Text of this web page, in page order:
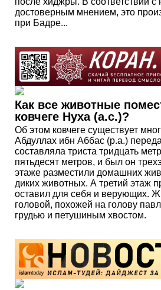
достоверным мнением, это
при Бадре...
Как все животные
ковчеге Нуха (а.с.)?
Об этом ковчеге существует
Абдуллах ибн Аббас (р.а.)
составляла триста тридцать
пятьдесят метров, и был он
этаже разместили домашних
диких животных. А третий этаж
оставил для себя и верующих.
головой, похожей на голову
грудью и петушиным хвостом.